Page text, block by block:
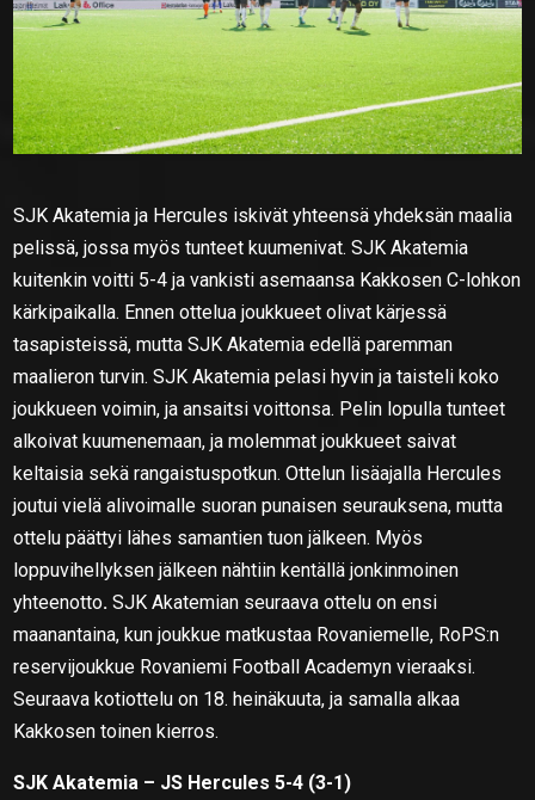
SJK Akatemia ja Hercules iskivät yhteensä yhdeksän maalia
pelissä, jossa myös tunteet kuumenivat. SJK Akatemia
kuitenkin voitti 5-4 ja vankisti asemaansa Kakkosen C-lohkon
kärkipaikalla. Ennen ottelua joukkueet olivat kärjessä
tasapisteissä, mutta SJK Akatemia edellä paremman
maalieron turvin. SJK Akatemia pelasi hyvin ja taisteli koko
joukkueen voimin, ja ansaitsi voittonsa. Pelin lopulla tunteet
alkoivat kuumenemaan, ja molemmat joukkueet saivat
keltaisia sekä rangaistuspotkun. Ottelun lisäajalla Hercules
joutui vielä alivoimalle suoran punaisen seurauksena, mutta
ottelu päättyi lähes samantien tuon jälkeen. Myös
loppuvihellyksen jälkeen nähtiin kentällä jonkinmoinen
yhteenotto.SJK Akatemian seuraava ottelu on ensi
maanantaina, kun joukkue matkustaa Rovaniemelle, RoPS:n
reservijoukkue Rovaniemi Football Academyn vieraaksi.
Seuraava kotiottelu on 18. heinäkuuta, ja samalla alkaa
Kakkosen toinen kierros.
SJK Akatemia – JS Hercules 5-4 (3-1)